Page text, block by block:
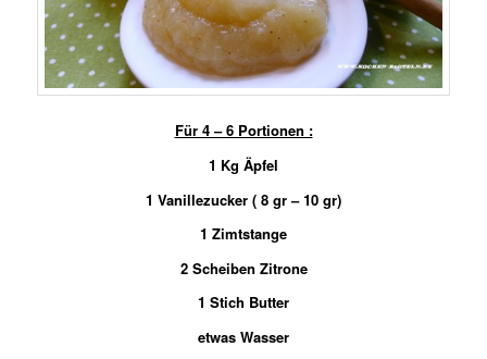
Für 4 – 6 Portionen :
1 Kg Äpfel
1 Vanillezucker ( 8 gr – 10 gr)
1 Zimtstange
2 Scheiben Zitrone
1 Stich Butter
etwas Wasser